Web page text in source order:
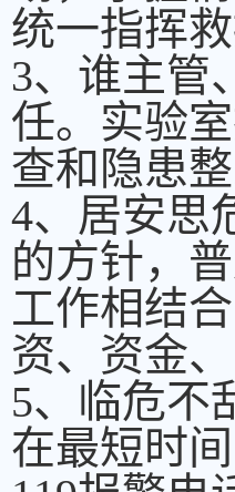
统一指挥救
3、谁主管
任。实验
查和隐患
4、居安思
的方针，
工作相结
资、资金
5、临危不
在最短时